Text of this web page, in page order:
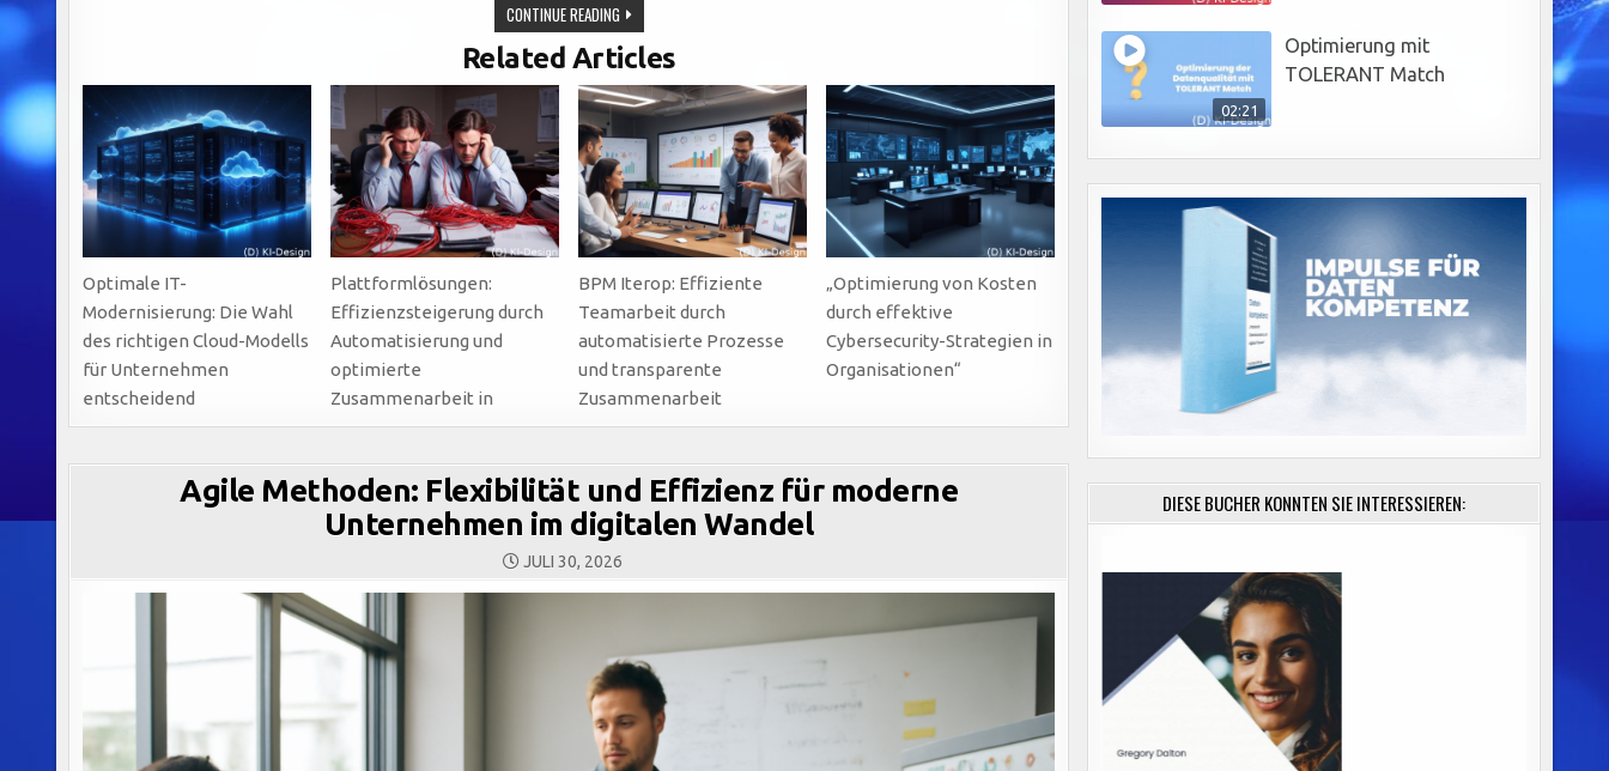
CONTINUE READINGSTRATEGISCHE
BEDEUTUNG
VON
BUSINESS
PROCESS
MANAGEMENT
FÜR
EFFIZIENZ,
AGILITÄT
UND
Related Articles
Optimale IT-
Modernisierung: Die Wahl
des richtigen Cloud-Modells
für Unternehmen
entscheidend
Plattformlösungen:
Effizienzsteigerung durch
Automatisierung und
optimierte
Zusammenarbeit in
BPM Iterop: Effiziente
Teamarbeit durch
automatisierte Prozesse
und transparente
Zusammenarbeit
„Optimierung von Kosten
durch effektive
Cybersecurity-Strategien in
Organisationen“
Agile Methoden: Flexibilität und Effizienz für moderne
Unternehmen im digitalen Wandel
JULI 30, 2026
02:21
Optimierung mit
TOLERANT Match
DIESE BÜCHER KÖNNTEN SIE INTERESSIEREN: